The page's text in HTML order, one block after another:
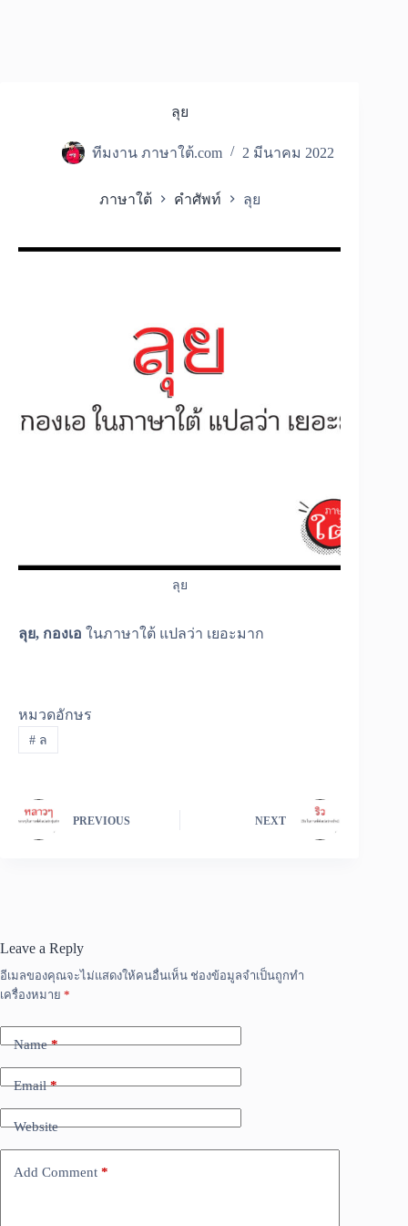
ลุย
ทีมงาน ภาษาใต้.com 2 มีนาคม 2022
ภาษาใต้ คำศัพท์ ลุย
ลุย
ลุย, กองเอ ในภาษาใต้ แปลว่า เยอะมาก
หมวดอักษร
#ล
PREVIOUS NEXT
Leave a Reply
อีเมลของคุณจะไม่แสดงให้คนอื่นเห็น ช่องข้อมูลจำเป็นถูกทำ
เครื่องหมาย *
Name*
Email*
Website
Add Comment *